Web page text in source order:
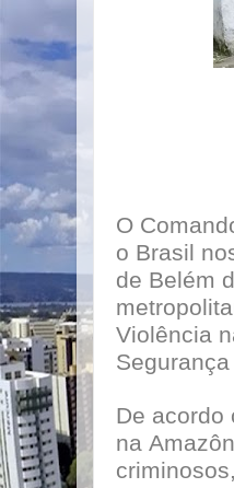
O
o Brasil
de Belém
Violência
De acordo
na